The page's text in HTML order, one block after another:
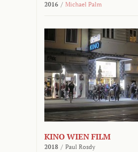
2016 / Michael Palm
KINO WIEN FILM
2018 / Paul Rosdy